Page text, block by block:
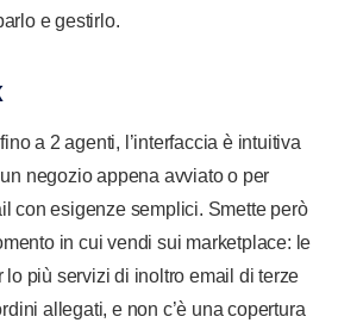
e gestirlo.
a 2 agenti, l’interfaccia è intuitiva
negozio appena avviato o per
con esigenze semplici. Smette però
in cui vendi sui marketplace: le
lo più servizi di inoltro email di terze
allegati, e non c’è una copertura